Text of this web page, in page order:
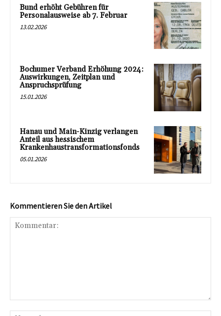
Bund erhöht Gebühren für
Personalausweise ab 7. Februar
13.02.2026
Bochumer Verband Erhöhung 2024:
Auswirkungen, Zeitplan und
Anspruchsprüfung
15.01.2026
Hanau und Main-Kinzig verlangen
Anteil aus hessischem
Krankenhaustransformationsfonds
05.01.2026
Kommentieren Sie den Artikel